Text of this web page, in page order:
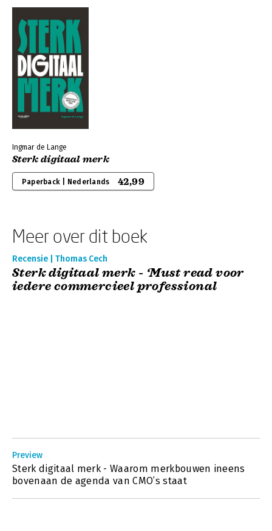
Ingmar de Lange
Sterk digitaal merk
Paperback | Nederlands 42,99
Meer over dit boek
Recensie | Thomas Cech
Sterk digitaal merk - ‘Must read voor
iedere commercieel professional
Preview
Sterk digitaal merk - Waarom merkbouwen ineens
bovenaan de agenda van CMO’s staat